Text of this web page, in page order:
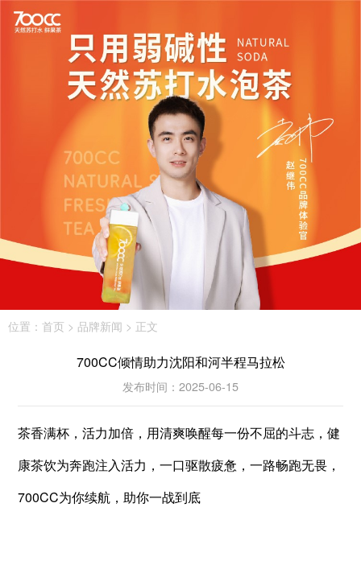
位置： 首页 > 品牌新闻 > 正文
700CC倾情助力沈阳和河半程马拉松
发布时间：2025-06-15
茶香满杯，活力加倍，用清爽唤醒每一份不屈的斗志，健
康茶饮为奔跑注入活力，一口驱散疲惫，一路畅跑无畏，
700CC为你续航，助你一战到底